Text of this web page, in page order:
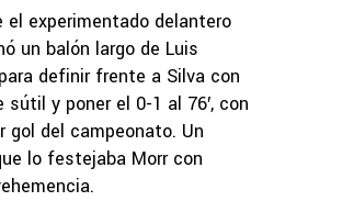
el experimentado delantero
un balón largo de Luis
definir frente a Silva con
sútil y poner el 0-1 al 76′, con
gol del campeonato. Un
lo festejaba Morr con